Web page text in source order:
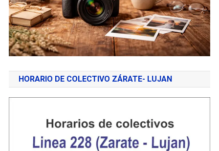
HORARIO DE COLECTIVO ZÁRATE- LUJAN